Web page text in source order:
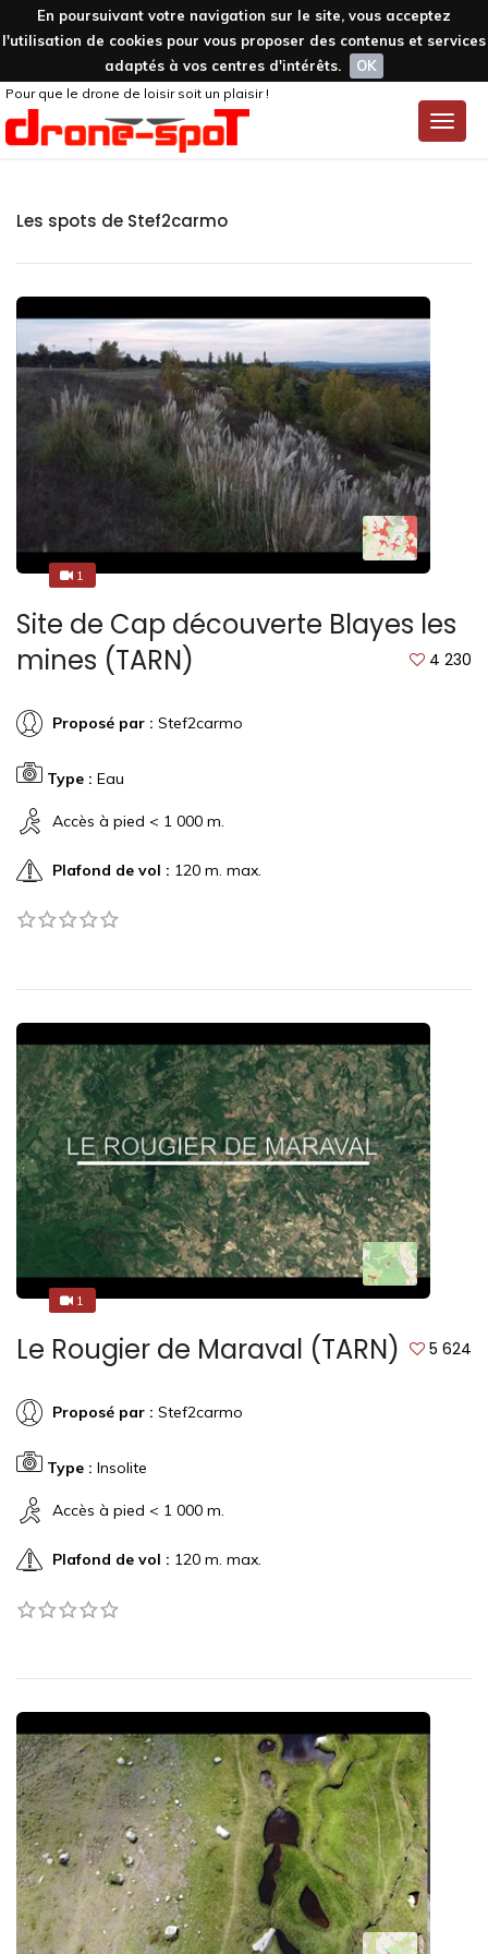
En poursuivant votre navigation sur le site, vous acceptez
l'utilisation de cookies pour vous proposer des contenus et services
adaptés à vos centres d'intérêts.
OK
Toggle
Pour que le drone de loisir soit un plaisir !
Les spots de Stef2carmo
11
Site de Cap découverte Blayes les
mines (TARN)
4 230
Proposé par : Stef2carmo
Type : Eau
Accès à pied < 1 000 m.
Plafond de vol : 120 m. max.
1
1
Le Rougier de Maraval (TARN) 5 624
Proposé par : Stef2carmo
Type : Insolite
Accès à pied < 1 000 m.
Plafond de vol : 120 m. max.